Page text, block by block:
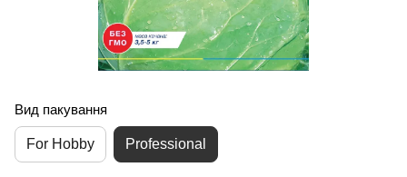
Вид пакування
For Hobby Professional